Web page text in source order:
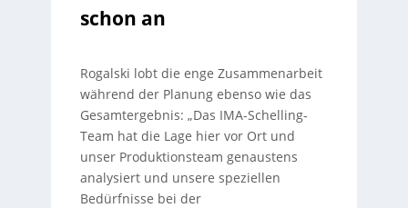
schon an
Rogalski lobt die enge Zusammenarbeit
während der Planung ebenso wie das
Gesamtergebnis: „Das IMA-Schelling-
Team hat die Lage hier vor Ort und
unser Produktionsteam genaustens
analysiert und unsere speziellen
Bedürfnisse bei der